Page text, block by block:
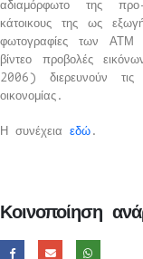
αδιαμόρφωτο της
κάτοικους της ως
φωτογραφίες των
βίντεο προβολές
2006) διερευνούν
οικονομίας.
Η συνέχεια εδώ .
Κοινοποίηση